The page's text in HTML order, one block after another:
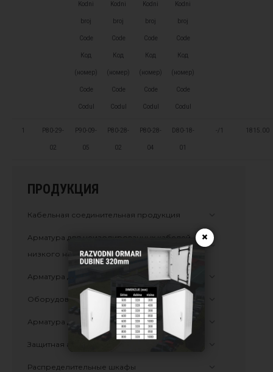
×
Kodni
broj
Code
Код
(номер)
Code
Codul
Kodni
broj
Code
Код
(номер)
Code
Codul
Kodni
broj
Code
Код
(номер)
Code
Codul
Kodni
broj
Code
Код
(номер)
Code
Codul
P80-29-
02
P90-09-
05
P80-28-
02
P80-28-
04
D80-18-
01
-/1 1815.00
ПРОДУКЦИЯ
Кабельная соединительная продукция
Aрматура для неизолированных кабелей
низкого напряжения до 1 кВ
Арматура для сип-а низкого напряжения
Оборудование adss
Арматура для сип-а среднего напряжения
Защитная арматура
Распределительные шкафы